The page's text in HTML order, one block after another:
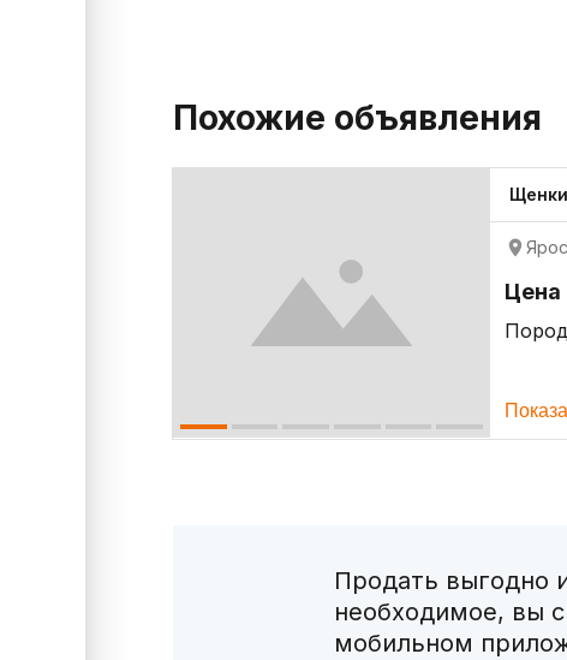
Похожие объявления
Щенки
Цена
Продать выгодно
необходимое, вы
мобильном